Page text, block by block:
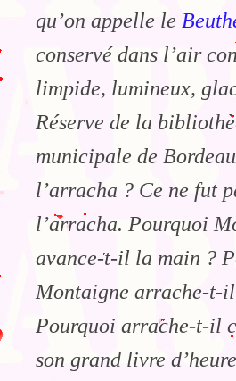
qu’on appelle le
conservé dans l’air
limpide, lumineux,
Réserve de la
municipale de
l’arracha ? Ce ne fut
l’arracha. Pourquoi
avance-t-il la main ?
Montaigne arrache-t-
Pourquoi arrache-t-il
son grand livre